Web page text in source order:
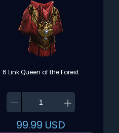
6 Link Queen of the Forest
99.99 USD